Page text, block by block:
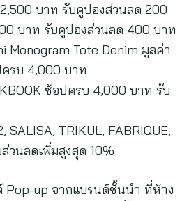
บาท รับคูปองส่วนลด 200
บาท รับคูปองส่วนลด 400 บาท
Monogram Tote Denim มูลค่า
รบ 4,000 บาท
ช้อปครบ 4,000 บาท รับ
SALISA, TRIKUL, FABRIQUE,
ส่วนลดเพิ่มสูงสุด 10%
Pop-up จากแบรนด์ชั้นนำ ที่ห้าง